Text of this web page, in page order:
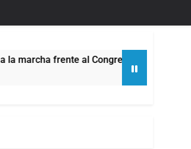
frente al Congreso contra la Ley de